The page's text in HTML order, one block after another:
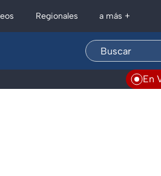
Regionales a más +
En